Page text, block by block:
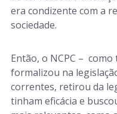
era condizente com a
sociedade.
Então, o NCPC –
formalizou na
correntes, retirou da
tinham eficácia e